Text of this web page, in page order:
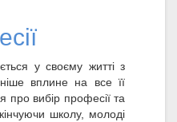
у своєму житті з
вплине на все її
про вибір професії та
школу, молоді